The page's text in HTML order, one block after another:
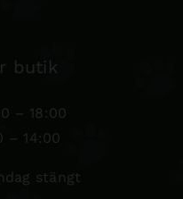
butik
– 18:00
– 14:00
stängt